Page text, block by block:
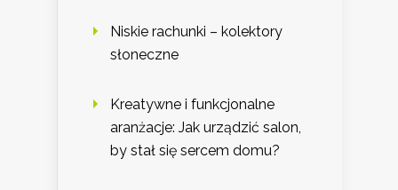
Niskie rachunki – kolektory
słoneczne
Kreatywne i funkcjonalne
aranżacje: Jak urządzić salon,
by stał się sercem domu?